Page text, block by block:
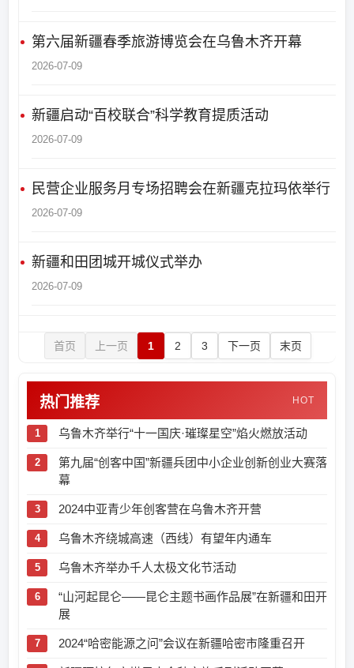
第六届新疆春季旅游博览会在乌鲁木齐开幕
2026-07-09
新疆启动“百校联合”科学教育提质活动
2026-07-09
民营企业服务月专场招聘会在新疆克拉玛依举行
2026-07-09
新疆和田团城开城仪式举办
2026-07-09
首页 上一页 1 2 3 下一页 末页
热门推荐 HOT
乌鲁木齐举行“十一国庆·璀璨星空”焰火燃放活动
第九届“创客中国”新疆兵团中小企业创新创业大赛落
幕
2024中亚青少年创客营在乌鲁木齐开营
乌鲁木齐绕城高速（西线）有望年内通车
乌鲁木齐举办千人太极文化节活动
“山河起昆仑——昆仑主题书画作品展”在新疆和田开
展
2024“哈密能源之问”会议在新疆哈密市隆重召开